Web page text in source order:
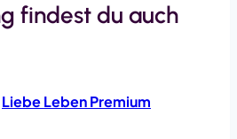
findest du auch
Liebe Leben Premium